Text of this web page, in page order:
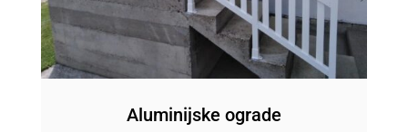
Aluminijske ograde